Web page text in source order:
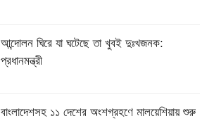
আন্দোলন ঘিরে যা ঘটেছে তা খুবই দুঃখজনক:
প্রধানমন্ত্রী
বাংলাদেশসহ ১১ দেশের অংশগ্রহণে মালয়েশিয়ায় শুরু